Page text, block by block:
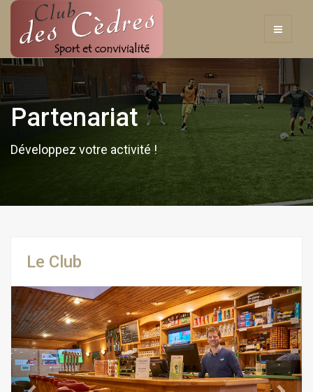
Partenariat
Développez votre activité !
Le Club
Previous Next